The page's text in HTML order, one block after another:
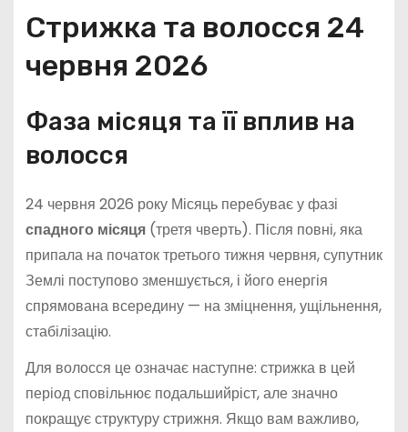
Стрижка та волосся 24
червня 2026
Фаза місяця та її вплив на
волосся
24 червня 2026 року Місяць перебуває у фазі
спадного місяця(третя чверть). Після повні, яка
припала на початок третього тижня червня, супутник
Землі поступово зменшується, і його енергія
спрямована всередину — на зміцнення, ущільнення,
стабілізацію.
Для волосся це означає наступне: стрижка в цей
період сповільнює подальшийріст, але значно
покращує структуру стрижня. Якщо вам важливо,